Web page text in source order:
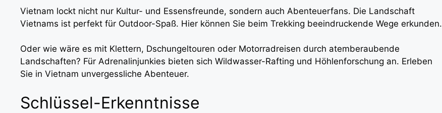
Vietnam lockt nicht nur Kultur- und Essensfreunde, sondern auch Abenteuerfans. Die Landschaft
Vietnams ist perfekt für Outdoor-Spaß. Hier können Sie beim Trekking beeindruckende Wege erkunden.
Oder wie wäre es mit Klettern, Dschungeltouren oder Motorradreisen durch atemberaubende
Landschaften? Für Adrenalinjunkies bieten sich Wildwasser-Rafting und Höhlenforschung an. Erleben
Sie in Vietnam unvergessliche Abenteuer.
Schlüssel-Erkenntnisse